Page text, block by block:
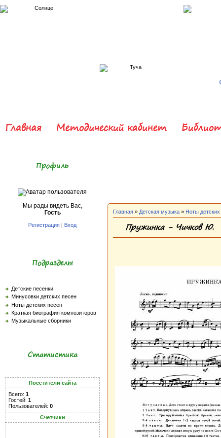
Главная Методический кабинет
Профиль
Мы рады видеть Вас,
Гость
Регистрация | Вход
Подразделы
Детские песенки
Минусовки детских песен
Ноты детских песен
Краткая биография композиторов
Музыкальные сборники
Статистика
Посетители сайта
Всего: 1
Гостей: 1
Пользователей: 0
Счетчики
Главная » Детская музыка » Ноты
Пружинка - Чичков Ю.